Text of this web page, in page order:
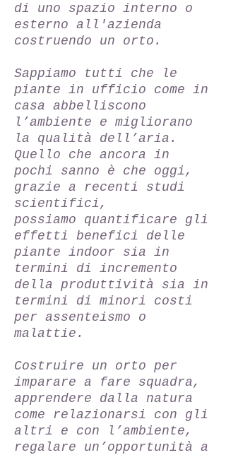
di uno spazio interno o
esterno all'azienda
costruendo un orto.
Sappiamo tutti che le
piante in ufficio come in
casa abbelliscono
l’ambiente e migliorano
la qualità dell’aria.
Quello che ancora in
pochi sanno è che oggi,
grazie a recenti studi
scientifici,
possiamo quantificare gli
effetti benefici delle
piante indoor sia in
termini di incremento
della produttività sia in
termini di minori costi
per assenteismo o
malattie.
Costruire un orto per
imparare a fare squadra,
apprendere dalla natura
come relazionarsi con gli
altri e con l’ambiente,
regalare un’opportunità a